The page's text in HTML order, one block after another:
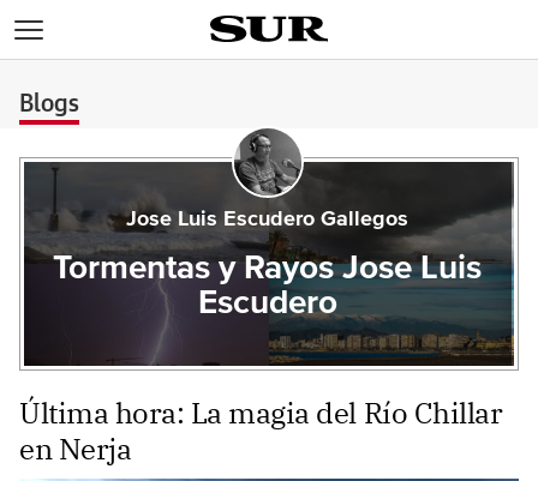
Blogs
Jose Luis Escudero Gallegos
Tormentas y Rayos Jose Luis
Escudero
Última hora: La magia del Río Chillar
en Nerja